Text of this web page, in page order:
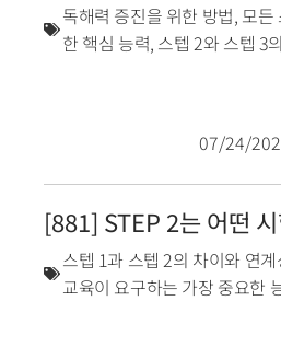
독해력 증진을 위한 방법, 모든
한 핵심 능력, 스텝 2와 스텝 3
07/24/
[881] STEP 2는 어떤
스텝 1과 스텝 2의 차이와 연계
교육이 요구하는 가장 중요한